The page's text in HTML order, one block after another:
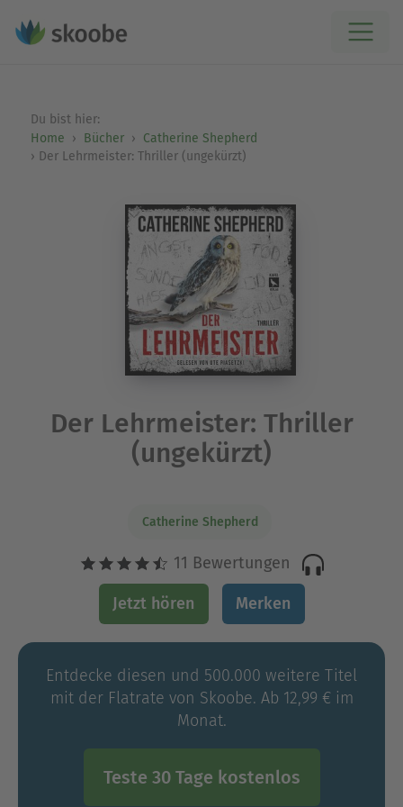
Du bist hier:
Home
Bücher
Catherine Shepherd
Der Lehrmeister: Thriller (ungekürzt)
Der Lehrmeister: Thriller
(ungekürzt)
Catherine Shepherd
11 Bewertungen
Jetzt hören Merken
Entdecke diesen und 500.000 weitere Titel
mit der Flatrate von Skoobe. Ab 12,99 € im
Monat.
Teste 30 Tage kostenlos